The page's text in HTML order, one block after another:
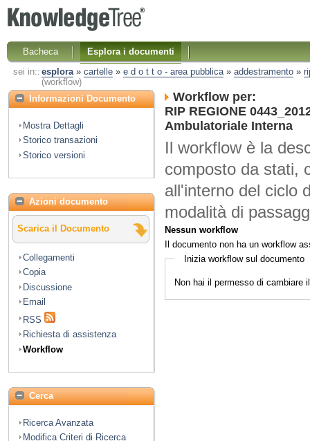
Bacheca
Esplora i documenti
sei in:: esplora» cartelle» e d o t t o - area pubblica» addestramento»
(workflow)
Informazioni Documento
Mostra Dettagli
Storico transazioni
Storico versioni
Azioni documento
Scarica il Documento
Collegamenti
Copia
Discussione
Email
RSS
Richiesta di assistenza
Workflow
Cerca
Ricerca Avanzata
Modifica Criteri di Ricerca
Workflow per:
RIP REGIONE
Ambulatoriale Interna
Il workflow è la
composto da stati,
all'interno del ciclo
modalità di
Nessun workflow
Il documento non ha un workflow
Inizia workflow sul documento
Non hai il permesso di cambiare